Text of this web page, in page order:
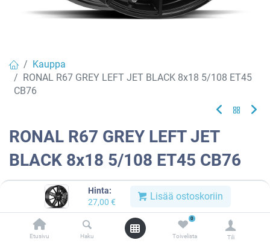
Hinta:
27,00 € Lisää ostoskoriin
Etusivu Haku
0
Toivelista Tili
Kauppa
RONAL R67 GREY LEFT JET BLACK 8x18 5/108 ET45
CB76
RONAL R67 GREY LEFT JET
BLACK 8x18 5/108 ET45 CB76
EAN:4053881259483 Tuotekoodi:913297
Tällä tuotteella ei ole kelvollista yhdistelmää.